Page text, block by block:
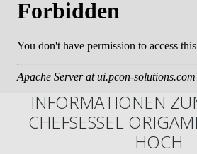
INFORMATIONEN
CHEFSESSEL
HOCH